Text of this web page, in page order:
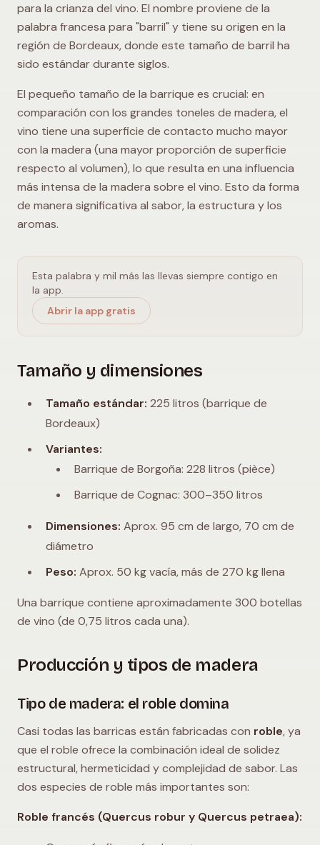
para la crianza del vino. El nombre proviene de la
palabra francesa para "barril" y tiene su origen en la
región de Bordeaux, donde este tamaño de barril ha
sido estándar durante siglos.
El pequeño tamaño de la barrique es crucial: en
comparación con los grandes toneles de madera, el
vino tiene una superficie de contacto mucho mayor
con la madera (una mayor proporción de superficie
respecto al volumen), lo que resulta en una influencia
más intensa de la madera sobre el vino. Esto da forma
de manera significativa al sabor, la estructura y los
aromas.
Esta palabra y mil más las llevas siempre contigo en
la app.
Abrir la app gratis
Tamaño y dimensiones
Tamaño estándar: 225 litros (barrique de
Bordeaux)
Variantes:
Barrique de Borgoña: 228 litros (pièce)
Barrique de Cognac: 300–350 litros
Dimensiones: Aprox. 95 cm de largo, 70 cm de
diámetro
Peso: Aprox. 50 kg vacía, más de 270 kg llena
Una barrique contiene aproximadamente 300 botellas
de vino (de 0,75 litros cada una).
Producción y tipos de madera
Tipo de madera: el roble domina
Casi todas las barricas están fabricadas con roble, ya
que el roble ofrece la combinación ideal de solidez
estructural, hermeticidad y complejidad de sabor. Las
dos especies de roble más importantes son:
Roble francés (Quercus robur y Quercus petraea):